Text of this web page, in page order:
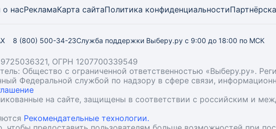
насРекламаКарта сайтаПолитика конфиденциальности
8 (800) 500-34-23Служба поддержки Выберу.ру с 9:00 до 18:00 по МСК
ОГРН 1207700339549
Общество с ограниченной ответственностью «Выберу.ру».
Федеральной службой по надзору в сфере связи,
на сайте, защищены в соответствии с российским и
Рекомендательные технологии.